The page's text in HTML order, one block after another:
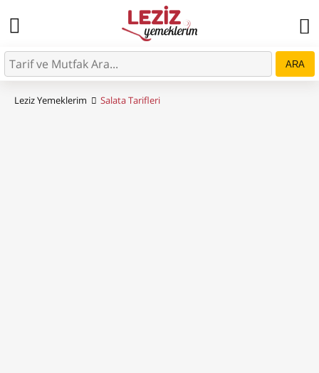
ARA
Leziz Yemeklerim Salata Tarifleri